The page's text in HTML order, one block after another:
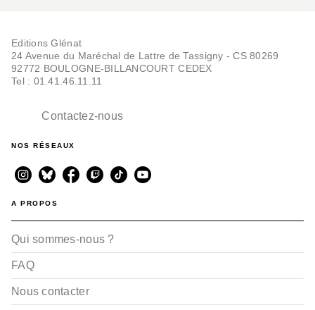
Editions Glénat
24 Avenue du Maréchal de Lattre de Tassigny - CS 80269
92772 BOULOGNE-BILLANCOURT CEDEX
Tel : 01.41.46.11.11
Contactez-nous
NOS RÉSEAUX
A PROPOS
Qui sommes-nous ?
FAQ
Nous contacter